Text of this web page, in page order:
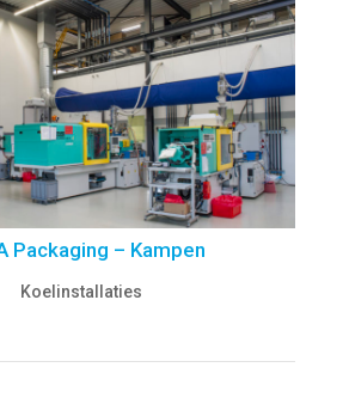
Packaging – Kampen
Koelinstallaties